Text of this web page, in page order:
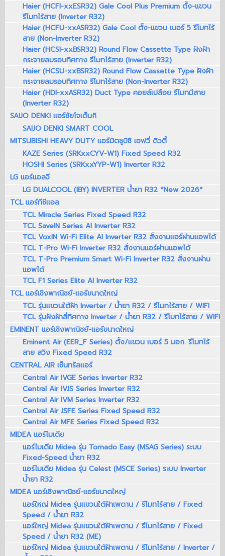
Haier (HCFI-xxESR32) Gale Cool Plus Premium ตั้ง-แขวน
รีโมทไร้สาย (Inverter R32)
Haier (HCFU-xxASR32) Gale Cool ตั้ง-แขวน เบอร์ 5 รีโมทไร้
สาย (Non-Inverter R32)
Haier (HCSI-xxBSR32) Round Flow Cassette Type ฝังฝ้า
กระจายลมรอบทิศทาง รีโมทไร้สาย (Inverter R32)
Haier (HCSU-xxBSR32) Round Flow Cassette Type ฝังฝ้า
กระจายลมรอบทิศทาง รีโมทไร้สาย (Non-Inverter R32)
Haier (HDI-xxASR32) Duct Type คอยล์เปลือย รีโมทมีสาย
(Inverter R32)
SAIJO DENKI แอร์ซัยโจเด็นกิ
SAIJO DENKI SMART COOL
MITSUBISHI HEAVY DUTY แอร์มิตซูบิชิ เฮฟวี่ ดิวตี้
KAZE Series (SRKxxCYV-W1) Fixed Speed R32
HOSHI Series (SRKxxYYP-W1) Inverter R32
LG แอร์แอลจี
LG DUALCOOL (IBY) INVERTER น้ำยา R32 *New 2026*
TCL แอร์ทีซีแอล
TCL Miracle Series Fixed Speed R32
TCL SaveIN Series AI Inverter R32
TCL VoxIN Wi-Fi Elite AI Inverter R32 สั่งงานแอร์ผ่านแอพได้
TCL T-Pro Wi-Fi Inverter R32 สั่งงานแอร์ผ่านแอพได้
TCL T-Pro Premium Smart Wi-Fi Inverter R32 สั่งงานผ่าน
แอพได้
TCL F1 Series Elite AI Inverter R32
TCL แอร์เชิงพาณิชย์-แอร์ขนาดใหญ่
TCL รุ่นแขวนใต้ฝ้า Inverter / น้ำยา R32 / รีโมทไร้สาย / WIFI
TCL รุ่นฝังฝ้าสี่ทิศทาง Inverter / น้ำยา R32 / รีโมทไร้สาย / WIFI
EMINENT แอร์เชิงพาณิชย์-แอร์ขนาดใหญ่
Eminent Air (EER_F Series) ตั้ง/แขวน เบอร์ 5 มอก. รีโมทไร้
สาย สวิง Fixed Speed R32
CENTRAL AIR เซ็นทรัลแอร์
Central Air IVGE Series Inverter R32
Central Air IVJS Series Inverter R32
Central Air IVM Series Inverter R32
Central Air JSFE Series Fixed Speed R32
Central Air MFE Series Fixed Speed R32
MIDEA แอร์ไมเดีย
แอร์ไมเดีย Midea รุ่น Tornado Easy (MSAG Series) ระบบ
Fixed-Speed น้ำยา R32
แอร์ไมเดีย Midea รุ่น Celest (MSCE Series) ระบบ Inverter
น้ำยา R32
MIDEA แอร์เชิงพาณิชย์-แอร์ขนาดใหญ่
แอร์ใหญ่ Midea รุ่นแขวนใต้ฝ้าเพดาน / รีโมทไร้สาย / Fixed
Speed / น้ำยา R32
แอร์ใหญ่ Midea รุ่นแขวนใต้ฝ้าเพดาน / รีโมทไร้สาย / Fixed
Speed / น้ำยา R32 (ME)
แอร์ใหญ่ Midea รุ่นแขวนใต้ฝ้าเพดาน / รีโมทไร้สาย / Inverter /